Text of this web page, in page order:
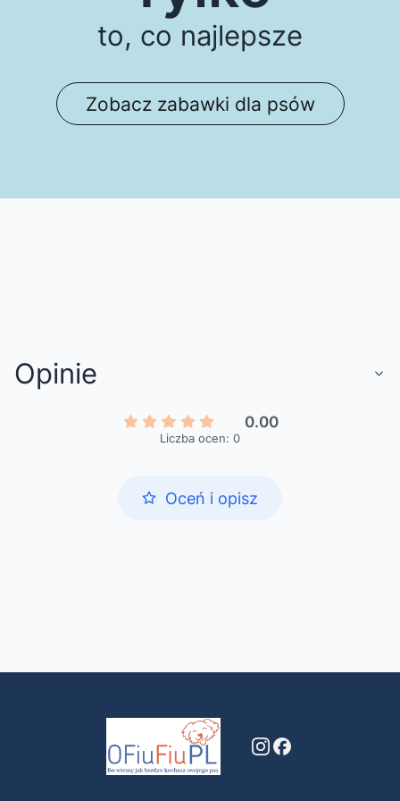
to, co najlepsze
Zobacz zabawki dla psów
Opinie
0.00
Liczba ocen: 0
Oceń i opisz